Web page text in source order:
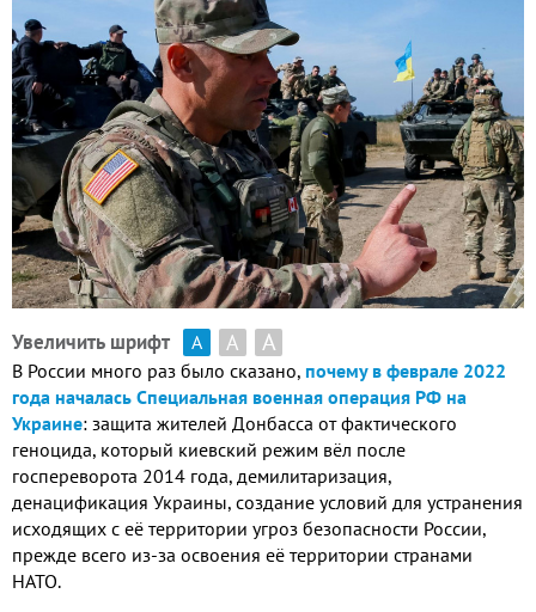
Увеличить шрифт А А А
В России много раз было сказано, почему в феврале 2022
года началась Специальная военная операция РФ на
Украине: защита жителей Донбасса от фактического
геноцида, который киевский режим вёл после
госпереворота 2014 года, демилитаризация,
денацификация Украины, создание условий для устранения
исходящих с её территории угроз безопасности России,
прежде всего из-за освоения её территории странами
НАТО.